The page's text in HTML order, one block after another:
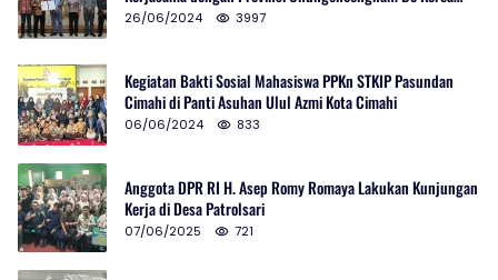
Selatan
26/06/2024 3997
Kegiatan Bakti Sosial Mahasiswa PPKn STKIP Pasundan
Cimahi di Panti Asuhan Ulul Azmi Kota Cimahi
06/06/2024 833
Anggota DPR RI H. Asep Romy Romaya Lakukan Kunjungan
Kerja di Desa Patrolsari
07/06/2025 721